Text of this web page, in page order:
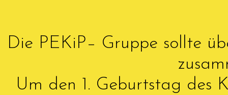
Die PEKiP– Gruppe sollte
Um den 1. Geburtstag des